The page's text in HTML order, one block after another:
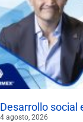
Desarrollo social
4 agosto, 2026